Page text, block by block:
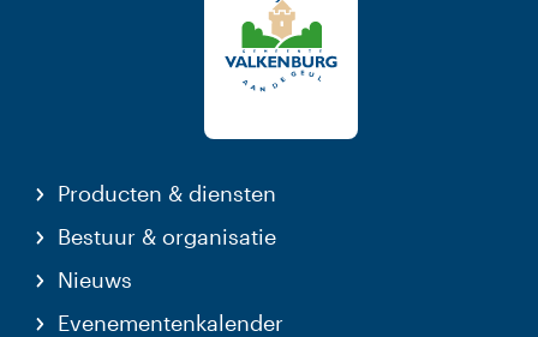
Producten & diensten
Bestuur & organisatie
Nieuws
Evenementenkalender